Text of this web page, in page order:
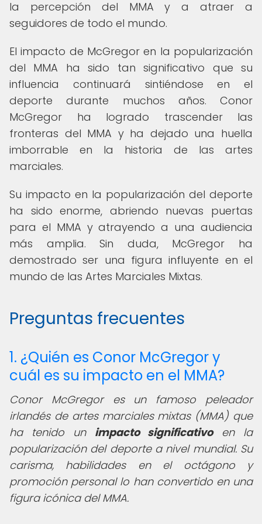
la percepción del MMA y a atraer a
seguidores de todo el mundo.
El impacto de McGregor en la popularización
del MMA ha sido tan significativo que su
influencia continuará sintiéndose en el
deporte durante muchos años. Conor
McGregor ha logrado trascender las
fronteras del MMA y ha dejado una huella
imborrable en la historia de las artes
marciales.
Su impacto en la popularización del deporte
ha sido enorme, abriendo nuevas puertas
para el MMA y atrayendo a una audiencia
más amplia. Sin duda, McGregor ha
demostrado ser una figura influyente en el
mundo de las Artes Marciales Mixtas.
Preguntas frecuentes
1. ¿Quién es Conor McGregor y
cuál es su impacto en el MMA?
Conor McGregor es un famoso peleador
irlandés de artes marciales mixtas (MMA) que
ha tenido un impacto significativoen la
popularización del deporte a nivel mundial. Su
carisma, habilidades en el octágono y
promoción personal lo han convertido en una
figura icónica del MMA.